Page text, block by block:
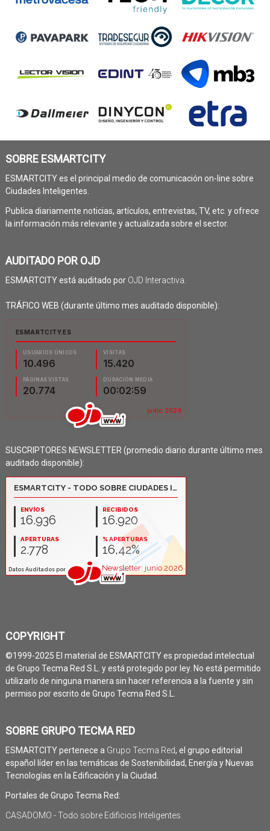
SOBRE ESMARTCITY
ESMARTCITY es el principal medio de comunicación on-line sobre
Ciudades Inteligentes.
Publica diariamente noticias, artículos, entrevistas, TV, etc. y ofrece
la información más relevante y actualizada sobre el sector.
AUDITADO POR OJD
ESMARTCITY está auditado por OJD Interactiva.
TRÁFICO WEB (durante último mes auditado disponible):
SUSCRIPTORES NEWSLETTER (promedio diario durante último mes
auditado disponible):
COPYRIGHT
©1999-2025 El material de ESMARTCITY es propiedad intelectual
de Grupo Tecma Red S.L. y está protegido por ley. No está permitido
utilizarlo de ninguna manera sin hacer referencia a la fuente y sin
permiso por escrito de Grupo Tecma Red S.L.
SOBRE GRUPO TECMA RED
ESMARTCITY pertenece a Grupo Tecma Red, el grupo editorial
español líder en las temáticas de Sostenibilidad, Energía y Nuevas
Tecnologías en la Edificación y la Ciudad.
Portales de Grupo Tecma Red:
CASADOMO - Todo sobre Edificios Inteligentes